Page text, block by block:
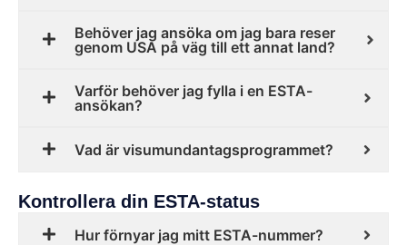
Behöver jag ansöka om jag bara reser
genom USA på väg till ett annat land?
Varför behöver jag fylla i en ESTA-
ansökan?
Vad är visumundantagsprogrammet?
Kontrollera din ESTA-status
Hur förnyar jag mitt ESTA-nummer?